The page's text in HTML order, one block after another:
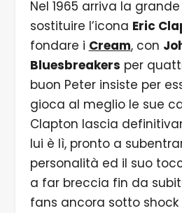
Nel 1965 arriva la
sostituire l’icona Eric
fondare i Cream, con
Bluesbreakers per
buon Peter insiste per
gioca al meglio le sue
Clapton lascia
lui è lì, pronto a
personalità ed il suo
a far breccia fin da
fans ancora sotto